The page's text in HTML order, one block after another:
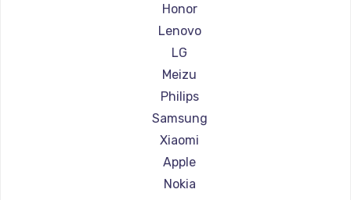
Ремонт смартфонов Irbis
Ремонт смартфонов Kyocera
Ремонт смартфонов LeEco
Ремонт смартфонов OnePlus
Ремонт смартфонов teXet
Ремонт смартфонов Motorola
Ремонт смартфонов Prestigio
Ремонт смартфонов Vertex
Ремонт смартфонов Microsoft
Honor
Lenovo
LG
Meizu
Philips
Samsung
Xiaomi
Apple
Nokia